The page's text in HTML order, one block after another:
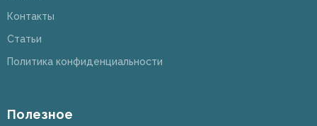
Контакты
Статьи
Политика конфиденциальности
Полезное